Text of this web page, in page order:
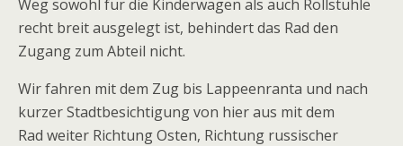
Weg sowohl für die Kin­der­wa­gen als auch Roll­stühle
recht breit aus­ge­legt ist, behin­dert das Rad den
Zugang zum Abteil nicht.
Wir fah­ren mit dem Zug bis Lap­pe­en­ranta und nach
kur­zer Stadt­be­sich­ti­gung von hier aus mit dem
Rad wei­ter Rich­tung Osten, Rich­tung rus­si­scher